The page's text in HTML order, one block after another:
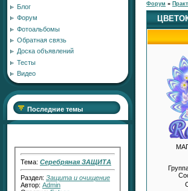
Блог
Форум
Фотоальбомы
Обратная связь
Доска объявлений
Тесты
Видео
Последние темы
Тема:Серебряная ЗАЩИТА
Раздел:Защита и очищение
Автор:Admin
Ответил:Falcon
Всего ответов:
Форум »